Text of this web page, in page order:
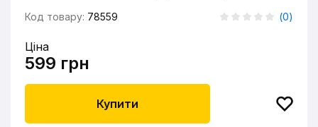
Код товару: 78559 (0)
Ціна
599 грн
Купити